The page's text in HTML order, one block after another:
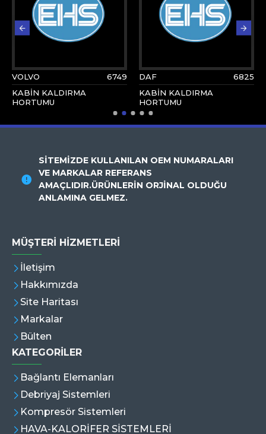
VOLVO
6749
KABİN KALDIRMA
HORTUMU
DAF
6825
KABİN KALDIRMA
HORTUMU
SİTEMİZDE KULLANILAN OEM NUMARALARI
VE MARKALAR REFERANS
AMAÇLIDIR.ÜRÜNLERİN ORJİNAL OLDUĞU
ANLAMINA GELMEZ.
MÜŞTERI HIZMETLERI
İletişim
Hakkımızda
Site Haritası
Markalar
Bülten
KATEGORİLER
Bağlantı Elemanları
Debriyaj Sistemleri
Kompresör Sistemleri
HAVA-KALORİFER SİSTEMLERİ